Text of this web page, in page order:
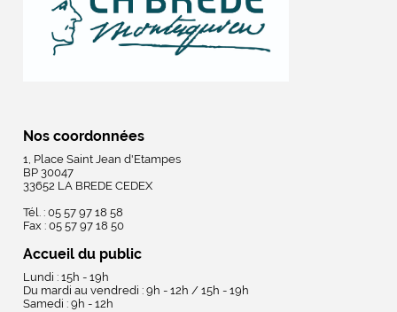
Nos coordonnées
1, Place Saint Jean d'Etampes
BP 30047
33652 LA BREDE CEDEX
Tél. : 05 57 97 18 58
Fax : 05 57 97 18 50
Accueil du public
Lundi : 15h - 19h
Du mardi au vendredi : 9h - 12h / 15h - 19h
Samedi : 9h - 12h